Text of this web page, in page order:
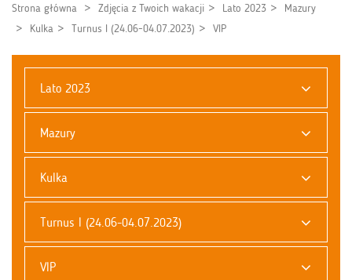
Strona główna Zdjęcia z Twoich wakacji Lato 2023
Mazury
Kulka
Turnus I (24.06-04.07.2023) VIP
Lato 2023
Mazury
Kulka
Turnus I (24.06-04.07.2023)
VIP